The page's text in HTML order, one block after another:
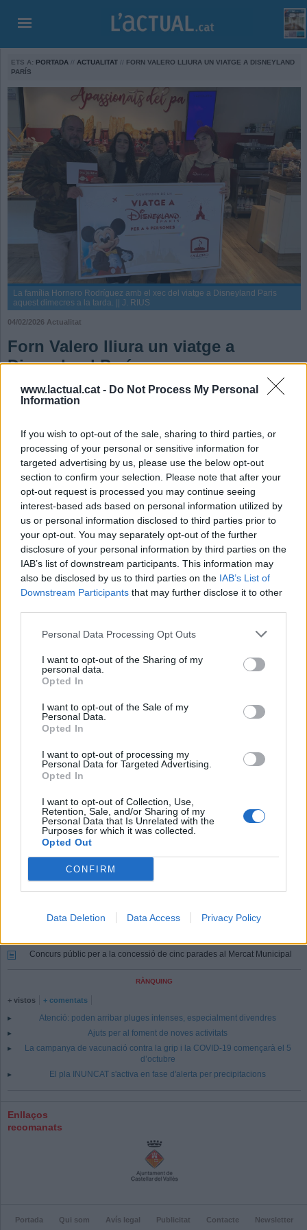
www.lactual.cat - Do Not Process My Personal
Information
If you wish to opt-out of the sale, sharing to third parties, or
processing of your personal or sensitive information for
targeted advertising by us, please use the below opt-out
section to confirm your selection. Please note that after your
opt-out request is processed you may continue seeing
interest-based ads based on personal information utilized by
us or personal information disclosed to third parties prior to
your opt-out. You may separately opt-out of the further
disclosure of your personal information by third parties on the
IAB’s list of downstream participants. This information may
also be disclosed by us to third parties on the IAB’s List of
Downstream Participants that may further disclose it to other
Personal Data Processing Opt Outs
I want to opt-out of the Sharing of my
personal data.
Opted In
I want to opt-out of the Sale of my
Personal Data.
Opted In
I want to opt-out of processing my
Personal Data for Targeted Advertising.
Opted In
I want to opt-out of Collection, Use,
Retention, Sale, and/or Sharing of my
Personal Data that Is Unrelated with the
Purposes for which it was collected.
Opted Out
CONFIRM
Data Deletion Data Access Privacy Policy
ETS A: PORTADA // ACTUALITAT // FORN VALERO LLIURA UN VIATGE A DISNEYLAND
PARÍS
La família Hornero Rodríguez amb el xec del viatge a Disneyland Paris
aquest dimecres a la tarda. || J. RIUS
04/02/2026 Actualitat
Forn Valero lliura un viatge a
Disneyland París
La família castellarenca Hornero Rodríguez ha estat una de les
guanyadores de la campanya de tortells de Reis
Afegeix el teu comentari
La cadena de forns Valero va engegar una campanya amb els tortells de Reis
que va vendre. En dos d’aquests pastissos, a més de la fava i el rei, Valero hi
va amagar una moneda amb la cara de Mickey Mouse. Qui la trobés,
guanyaria un viatge a Disneyland París per a quatre persones. Això li va
passar a la família castellarenca Hornero Rodríguez amb el tortell que va
comprar el pare justament el dia 5 de gener.“En mossegar el meu tros de
tortell, vaig notar una cosa dura, però no podia ser la fava”, admet Francisco
Hornero, que, juntament amb la seva dona Antonia Rodríguez i les seves filles
Shakira i Sheila, han guanyat el premi de tres dies al mític parc d’atraccions,
on pensen anar a partir de maig.
“Ens fa molta il·lusió el viatge, sempre havíem dit d’anar-hi quan les nenes
Google de forma gratuïta
Estigues informat amb les últimes notícies d'actualitat.
ACTIVAR ARA
Comparteix
Comentaris
Identificar-me.Per escriure un comentari has d'identificar-te com a usuari de
Lactual.cat
Registrar-meSi encara no ets usuari de Lactual.cat, registra't ara.
Més Actualitat
Atenció: poden arribar pluges intenses, especialment divendres
d’octubre
Concurs públic per a la concessió de cinc parades al Mercat Municipal
RÀNQUING
+ vistos + comentats
Atenció: poden arribar pluges intenses, especialment divendres
Ajuts per al foment de noves activitats
La campanya de vacunació contra la grip i la COVID-19 començarà el 5
d’octubre
El pla INUNCAT s'activa en fase d'alerta per precipitacions
Enllaços
recomanats
Portada Qui som Avís legal Publicitat Contacte Newsletter